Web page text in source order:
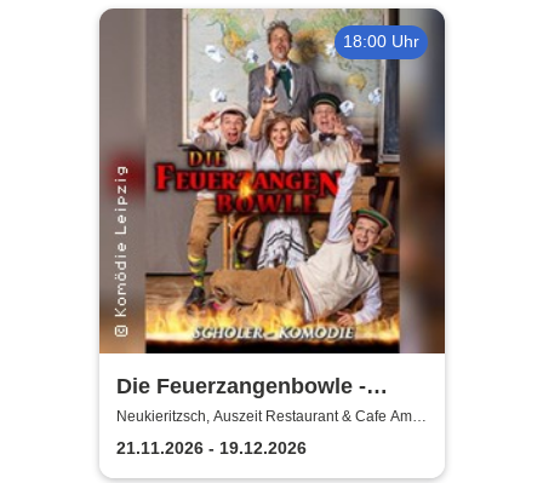
18:00 Uhr
Die Feuerzangenbowle -
Komödie Leipzig
Neukieritzsch, Auszeit Restaurant & Cafe Am
Schwanenpark
21.11.2026 - 19.12.2026